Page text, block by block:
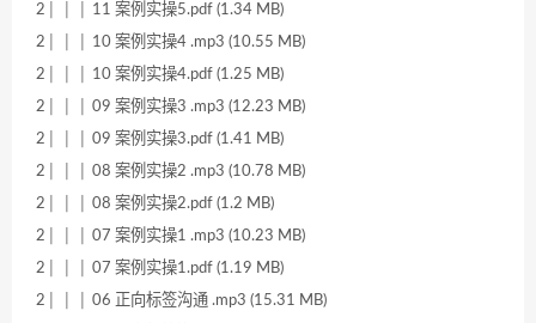
2│ │ │ 11 案例实操5.pdf (1.34 MB)
2│ │ │ 10 案例实操4 .mp3 (10.55 MB)
2│ │ │ 10 案例实操4.pdf (1.25 MB)
2│ │ │ 09 案例实操3 .mp3 (12.23 MB)
2│ │ │ 09 案例实操3.pdf (1.41 MB)
2│ │ │ 08 案例实操2 .mp3 (10.78 MB)
2│ │ │ 08 案例实操2.pdf (1.2 MB)
2│ │ │ 07 案例实操1 .mp3 (10.23 MB)
2│ │ │ 07 案例实操1.pdf (1.19 MB)
2│ │ │ 06 正向标签沟通 .mp3 (15.31 MB)